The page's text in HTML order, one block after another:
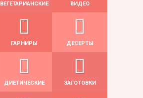
ВЕГЕТАРИАНСКИЕ ВИДЕО
ГАРНИРЫ ДЕСЕРТЫ
ДИЕТИЧЕСКИЕ ЗАГОТОВКИ